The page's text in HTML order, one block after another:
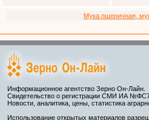
Мука пшеничная,
Информационное агентство Зерно Он-Лайн.
Свидетельство о регистрации СМИ ИА
Новости, аналитика, цены, статистика
Использование открытых материалов